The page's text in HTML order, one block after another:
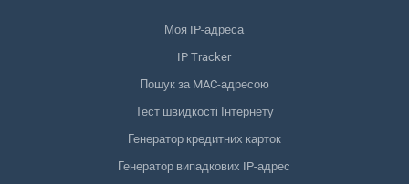
Моя IP-адреса
IP Tracker
Пошук за MAC-адресою
Тест швидкості Інтернету
Генератор кредитних карток
Генератор випадкових IP-адрес